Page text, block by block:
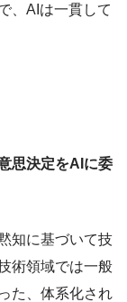
、AIは一貫して
思決定をAIに委
知に基づいて技
術領域では一般
た、体系化され